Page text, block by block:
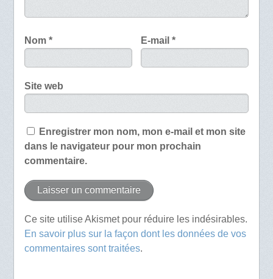
Nom * E-mail*
Site web
Enregistrer mon nom, mon e-mail et mon site
dans le navigateur pour mon prochain
commentaire.
Ce site utilise Akismet pour réduire les indésirables.
En savoir plus sur la façon dont les données de vos
commentaires sont traitées.